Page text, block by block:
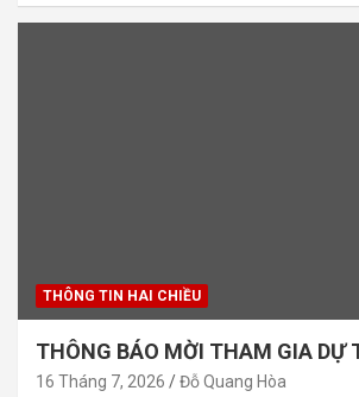
THÔNG TIN HAI CHIỀU
THÔNG BÁO MỜI THAM GIA DỰ
16 Tháng 7, 2026 Đỗ Quang Hòa